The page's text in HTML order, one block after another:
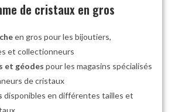
de cristaux en gros
en gros pour les bijoutiers,
et collectionneurs
et géodes pour les magasins spécialisés
de cristaux
disponibles en différentes tailles et